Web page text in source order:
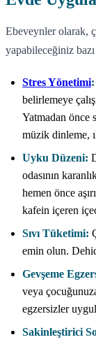
Ebeveynler olarak,
yapabileceğiniz
Stres Yönetimi:
belirlemeye
Yatmadan önce
müzik dinleme,
Uyku Düzeni:
odasının
hemen önce
kafein içeren
Sıvı Tüketimi:
emin olun.
Gevşeme
veya
egzersizler
Sakinleştirici